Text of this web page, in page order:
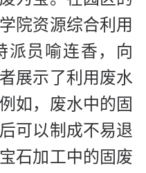
院资源综合利用
派员喻连香，向
展示了利用废水
如，废水中的固
可以制成不易退
石加工中的固废